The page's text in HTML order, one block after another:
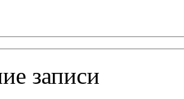
записи